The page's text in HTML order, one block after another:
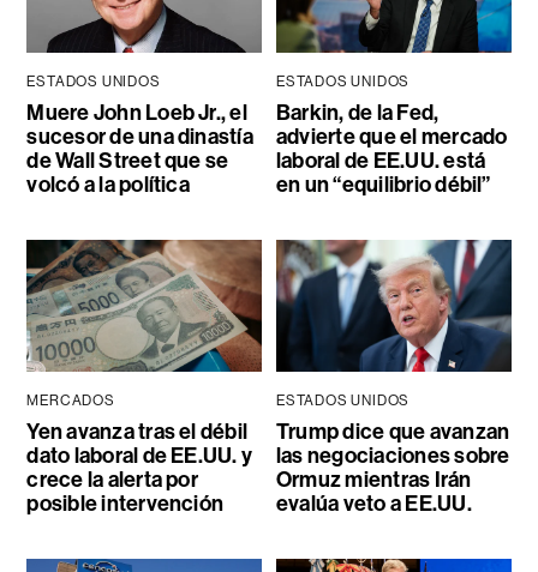
ESTADOS UNIDOS
Muere John Loeb Jr., el
sucesor de una dinastía
de Wall Street que se
volcó a la política
ESTADOS UNIDOS
Barkin, de la Fed,
advierte que el mercado
laboral de EE.UU. está
en un “equilibrio débil”
MERCADOS
Yen avanza tras el débil
dato laboral de EE.UU. y
crece la alerta por
posible intervención
ESTADOS UNIDOS
Trump dice que avanzan
las negociaciones sobre
Ormuz mientras Irán
evalúa veto a EE.UU.